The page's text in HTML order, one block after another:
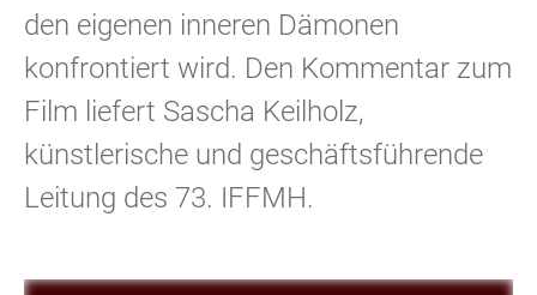
den eigenen inneren Dämonen
konfrontiert wird. Den Kommentar zum
Film liefert Sascha Keilholz,
künstlerische und geschäftsführende
Leitung des 73. IFFMH.